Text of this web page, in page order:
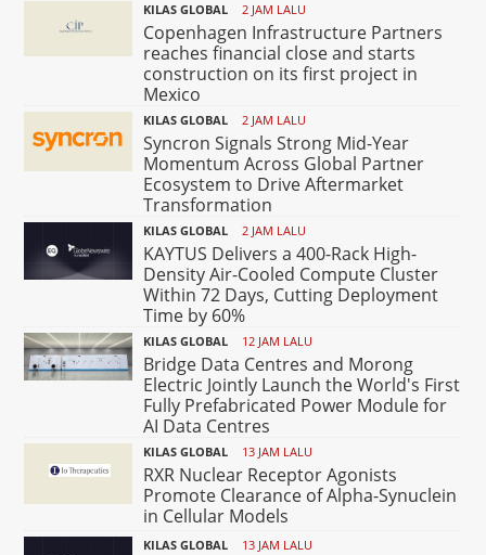
KILAS GLOBAL 2 JAM LALU
Copenhagen Infrastructure Partners
reaches financial close and starts
construction on its first project in
Mexico
KILAS GLOBAL 2 JAM LALU
Syncron Signals Strong Mid-Year
Momentum Across Global Partner
Ecosystem to Drive Aftermarket
Transformation
KILAS GLOBAL 2 JAM LALU
KAYTUS Delivers a 400-Rack High-
Density Air-Cooled Compute Cluster
Within 72 Days, Cutting Deployment
Time by 60%
KILAS GLOBAL 12 JAM LALU
Bridge Data Centres and Morong
Electric Jointly Launch the World's First
Fully Prefabricated Power Module for
AI Data Centres
KILAS GLOBAL 13 JAM LALU
RXR Nuclear Receptor Agonists
Promote Clearance of Alpha-Synuclein
in Cellular Models
KILAS GLOBAL 13 JAM LALU